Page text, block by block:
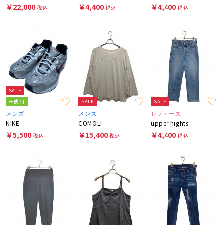
￥22,000税込 ￥4,400税込 ￥4,400税込
SALE
未使用
メンズ
NIKE
￥5,500税込
SALE
メンズ
COMOLI
￥15,400税込
SALE
レディース
upper hights
￥4,400税込